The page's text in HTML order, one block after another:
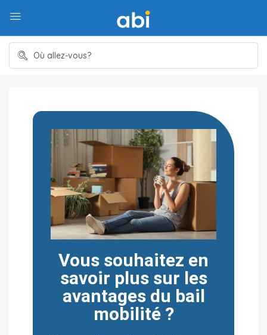
Vous souhaitez en
savoir plus sur les
avantages du bail
mobilité ?